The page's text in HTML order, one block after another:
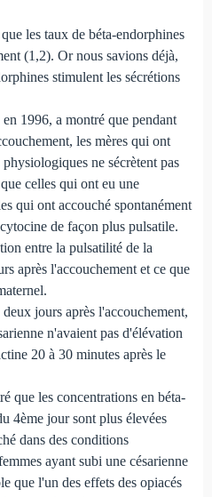
les taux de béta-endorphines
(1,2). Or nous savions déjà,
stimulent les sécrétions
1996, a montré que pendant
les mères qui ont
ne sécrètent pas
celles qui ont eu une
qui ont accouché spontanément
de façon plus pulsatile.
entre la pulsatilité de la
après l'accouchement et ce que
jours après l'accouchement,
n'avaient pas d'élévation
20 à 30 minutes après le
que les concentrations en béta-
4ème jour sont plus élevées
dans des conditions
ayant subi une césarienne
que l'un des effets des opiacés